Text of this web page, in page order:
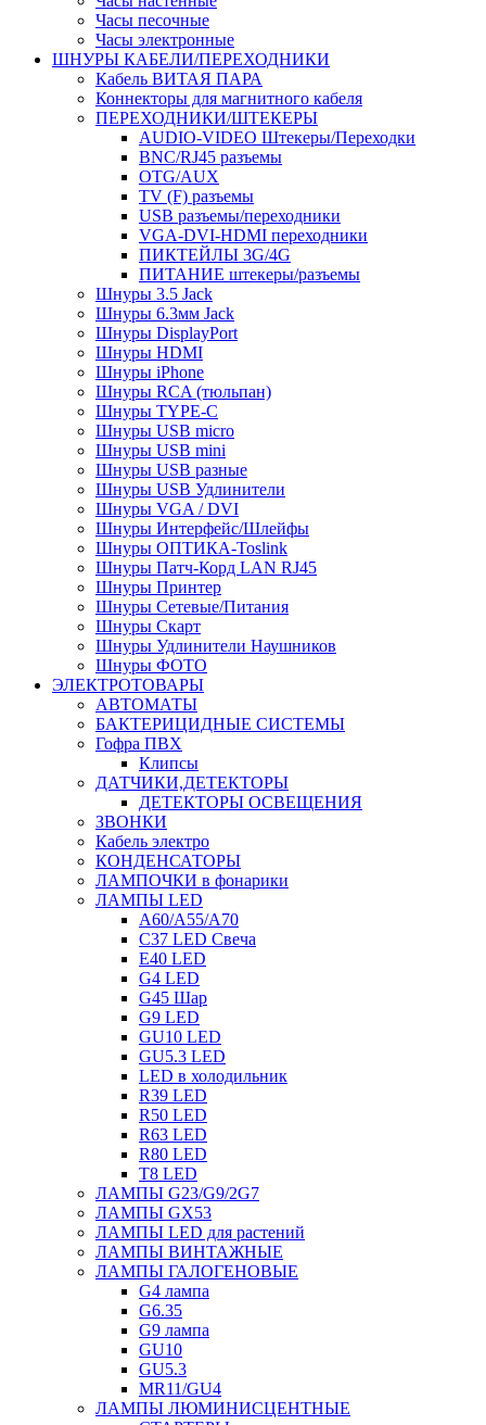
Часы песочные
Часы электронные
ШНУРЫ КАБЕЛИ/ПЕРЕХОДНИКИ
Кабель ВИТАЯ ПАРА
Коннекторы для магнитного кабеля
ПЕРЕХОДНИКИ/ШТЕКЕРЫ
AUDIO-VIDEO Штекеры/Переходки
BNC/RJ45 разъемы
OTG/AUX
TV (F) разъемы
USB разъемы/переходники
VGA-DVI-HDMI переходники
ПИКТЕЙЛЫ 3G/4G
ПИТАНИЕ штекеры/разъемы
Шнуры 3.5 Jack
Шнуры 6.3мм Jack
Шнуры DisplayPort
Шнуры HDMI
Шнуры iPhone
Шнуры RCA (тюльпан)
Шнуры TYPE-C
Шнуры USB micro
Шнуры USB mini
Шнуры USB разные
Шнуры USB Удлинители
Шнуры VGA / DVI
Шнуры Интерфейс/Шлейфы
Шнуры ОПТИКА-Toslink
Шнуры Патч-Корд LAN RJ45
Шнуры Принтер
Шнуры Сетевые/Питания
Шнуры Скарт
Шнуры Удлинители Наушников
Шнуры ФОТО
ЭЛЕКТРОТОВАРЫ
АВТОМАТЫ
БАКТЕРИЦИДНЫЕ СИСТЕМЫ
Гофра ПВХ
Клипсы
ДАТЧИКИ,ДЕТЕКТОРЫ
ДЕТЕКТОРЫ ОСВЕЩЕНИЯ
ЗВОНКИ
Кабель электро
КОНДЕНСАТОРЫ
ЛАМПОЧКИ в фонарики
ЛАМПЫ LED
A60/A55/A70
C37 LED Свеча
E40 LED
G4 LED
G45 Шар
G9 LED
GU10 LED
GU5.3 LED
LED в холодильник
R39 LED
R50 LED
R63 LED
R80 LED
T8 LED
ЛАМПЫ G23/G9/2G7
ЛАМПЫ GX53
ЛАМПЫ LED для растений
ЛАМПЫ ВИНТАЖНЫЕ
ЛАМПЫ ГАЛОГЕНОВЫЕ
G4 лампа
G6.35
G9 лампа
GU10
GU5.3
MR11/GU4
ЛАМПЫ ЛЮМИНИСЦЕНТНЫЕ